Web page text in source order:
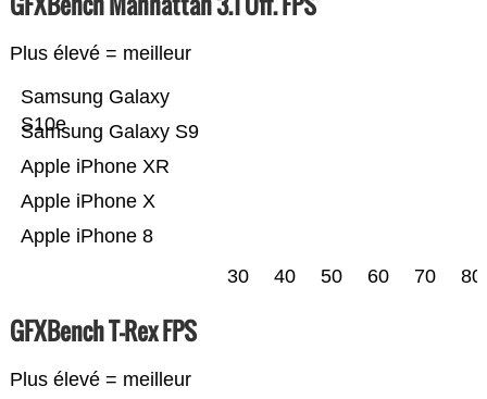
Plus élevé = meilleur
Apple iPhone 8
Apple iPhone X
Apple iPhone XR
Samsung Galaxy S9
Samsung Galaxy
S10e
30 40 50 60 70 80
GFXBench T-Rex FPS
Plus élevé = meilleur